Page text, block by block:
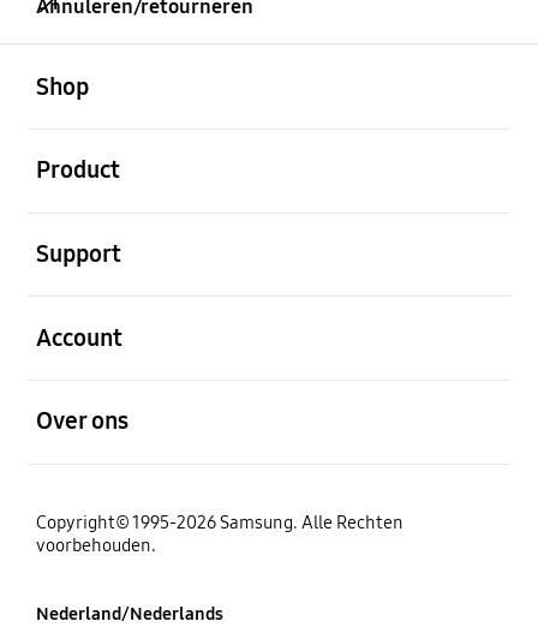
Annuleren/retourneren
Shop
Product
Support
Account
Over ons
Copyright© 1995-2026 Samsung. Alle Rechten
voorbehouden.
Nederland/Nederlands